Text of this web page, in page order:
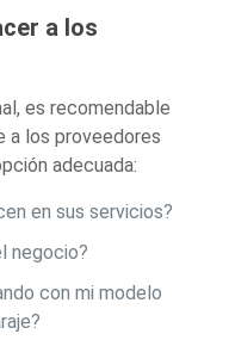
a los
es recomendable
a los proveedores
adecuada:
en sus servicios?
negocio?
con mi modelo